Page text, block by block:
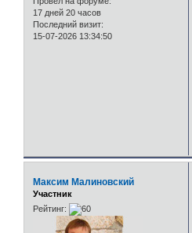
17 дней 20 часов
Последний визит:
15-07-2026 13:34:50
Максим Малиновский
Участник
Рейтинг: